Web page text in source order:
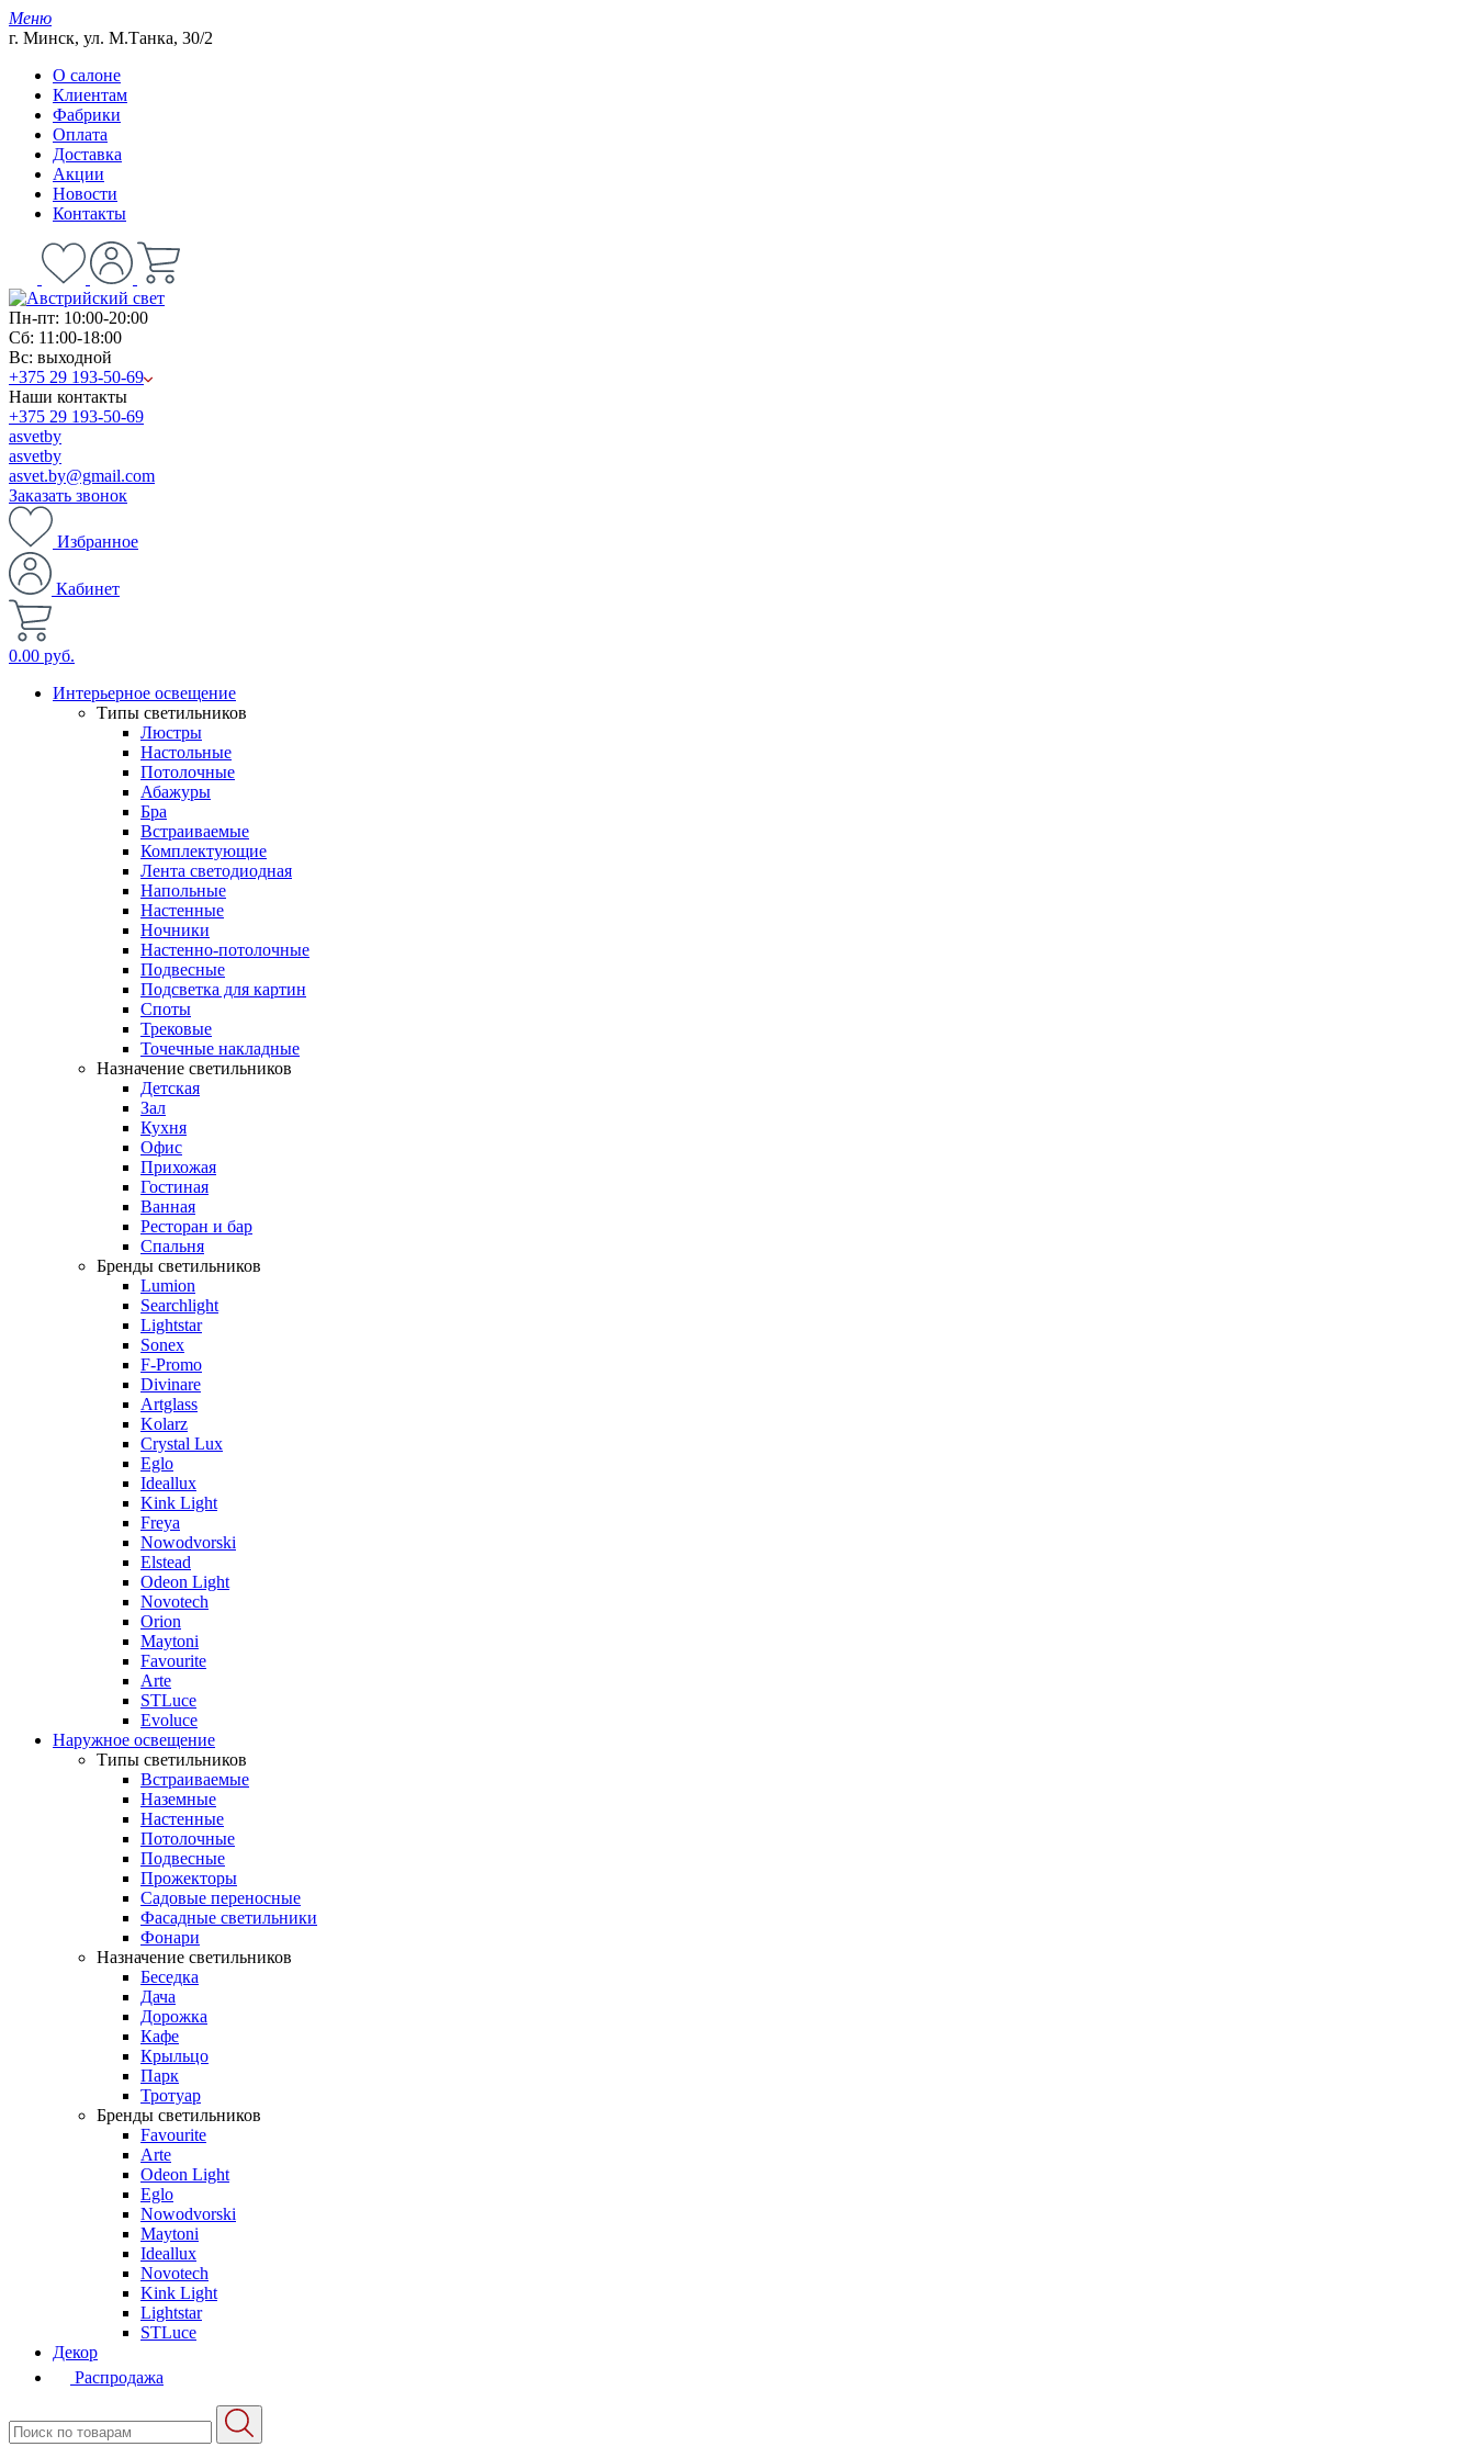
Меню
г. Минск, ул. М.Танка, 30/2
О салоне
Клиентам
Фабрики
Оплата
Доставка
Акции
Новости
Контакты
Пн-пт: 10:00-20:00
Сб: 11:00-18:00
Вс: выходной
+375 29 193-50-69
Наши контакты
+375 29 193-50-69
asvetby
asvetby
asvet.by@gmail.com
Заказать звонок
Избранное
Кабинет
0.00 руб.
Интерьерное освещение
Типы светильников
Люстры
Настольные
Потолочные
Абажуры
Бра
Встраиваемые
Комплектующие
Лента светодиодная
Напольные
Настенные
Ночники
Настенно-потолочные
Подвесные
Подсветка для картин
Споты
Трековые
Точечные накладные
Назначение светильников
Детская
Зал
Кухня
Офис
Прихожая
Гостиная
Ванная
Ресторан и бар
Спальня
Бренды светильников
Lumion
Searchlight
Lightstar
Sonex
F-Promo
Divinare
Artglass
Kolarz
Crystal Lux
Eglo
Ideallux
Kink Light
Freya
Nowodvorski
Elstead
Odeon Light
Novotech
Orion
Maytoni
Favourite
Arte
STLuce
Evoluce
Наружное освещение
Типы светильников
Встраиваемые
Наземные
Настенные
Потолочные
Подвесные
Прожекторы
Садовые переносные
Фасадные светильники
Фонари
Назначение светильников
Беседка
Дача
Дорожка
Кафе
Крыльцо
Парк
Тротуар
Бренды светильников
Favourite
Arte
Odeon Light
Eglo
Nowodvorski
Maytoni
Ideallux
Novotech
Kink Light
Lightstar
STLuce
Декор
Распродажа